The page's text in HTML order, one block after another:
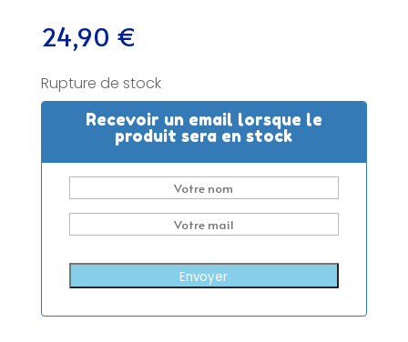
24,90 €
Rupture de stock
Recevoir un email lorsque le
produit sera en stock
Envoyer